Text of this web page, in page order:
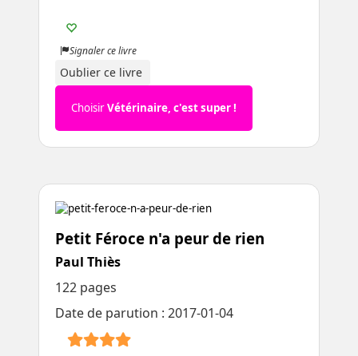
Signaler ce livre
Oublier ce livre
ChoisirVétérinaire, c'est super !
Petit Féroce n'a peur de rien
Paul Thiès
122 pages
Date de parution : 2017-01-04